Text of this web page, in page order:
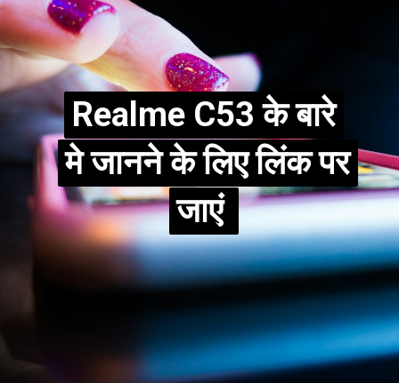
Realme C53 के बारे
मे जानने के लिए लिंक पर
जाएं
Realme C53 के बारे
मे जानने के लिए लिंक पर
जाएं